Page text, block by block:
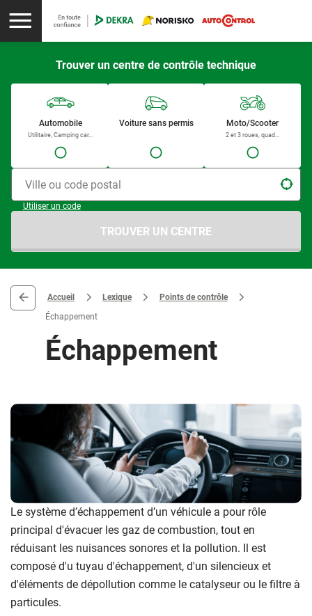
Trouver un centre de contrôle technique
Automobile
Utilitaire, Camping car...
Voiture sans permis Moto/Scooter
2 et 3 roues, quad...
Ville ou code postal
Utiliser un code
TROUVER UN CENTRE
Accueil Lexique
Points de contrôle
Échappement
Échappement
Le système d’échappement d’un véhicule a pour rôle
principal d'évacuer les gaz de combustion, tout en
réduisant les nuisances sonores et la pollution. Il est
composé d'u tuyau d'échappement, d'un silencieux et
d'éléments de dépollution comme le catalyseur ou le filtre à
particules.